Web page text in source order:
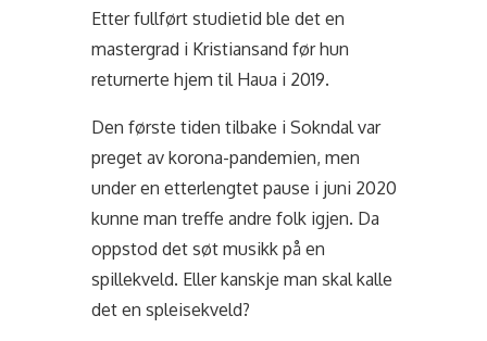
Etter fullført studietid ble det en
mastergrad i Kristiansand før hun
returnerte hjem til Haua i 2019.
Den første tiden tilbake i Sokndal var
preget av korona-pandemien, men
under en etterlengtet pause i juni 2020
kunne man treffe andre folk igjen. Da
oppstod det søt musikk på en
spillekveld. Eller kanskje man skal kalle
det en spleisekveld?